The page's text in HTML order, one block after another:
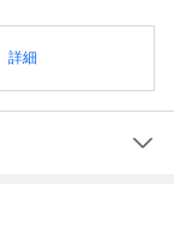
詳細